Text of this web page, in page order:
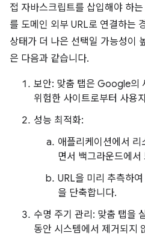
접 자바스크립트를 삽입해야 하
를 도메인 외부 URL로 연결하는
상태가 더 나은 선택일 가능성이
은 다음과 같습니다.
보안: 맞춤 탭은 Google의
위험한 사이트로부터 사용
성능 최적화:
애플리케이션에서
면서 백그라운드에
URL을 미리 추측하
을 단축합니다.
수명 주기 관리: 맞춤 탭을
동안 시스템에서 제거되지